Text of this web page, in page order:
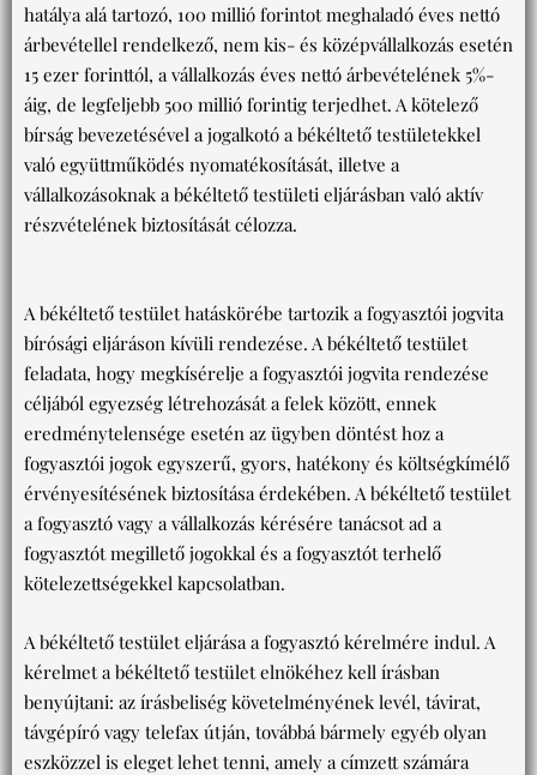
hatálya alá tartozó, 100 millió forintot meghaladó éves nettó
árbevétellel rendelkező, nem kis- és középvállalkozás esetén
15 ezer forinttól, a vállalkozás éves nettó árbevételének 5%-
áig, de legfeljebb 500 millió forintig terjedhet. A kötelező
bírság bevezetésével a jogalkotó a békéltető testületekkel
való együttműködés nyomatékosítását, illetve a
vállalkozásoknak a békéltető testületi eljárásban való aktív
részvételének biztosítását célozza.
A békéltető testület hatáskörébe tartozik a fogyasztói jogvita
bírósági eljáráson kívüli rendezése. A békéltető testület
feladata, hogy megkísérelje a fogyasztói jogvita rendezése
céljából egyezség létrehozását a felek között, ennek
eredménytelensége esetén az ügyben döntést hoz a
fogyasztói jogok egyszerű, gyors, hatékony és költségkímélő
érvényesítésének biztosítása érdekében. A békéltető testület
a fogyasztó vagy a vállalkozás kérésére tanácsot ad a
fogyasztót megillető jogokkal és a fogyasztót terhelő
kötelezettségekkel kapcsolatban.
A békéltető testület eljárása a fogyasztó kérelmére indul. A
kérelmet a békéltető testület elnökéhez kell írásban
benyújtani: az írásbeliség követelményének levél, távirat,
távgépíró vagy telefax útján, továbbá bármely egyéb olyan
eszközzel is eleget lehet tenni, amely a címzett számára